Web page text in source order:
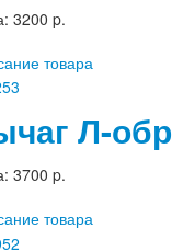
3200 p.
товара
Л-
3700 p.
товара